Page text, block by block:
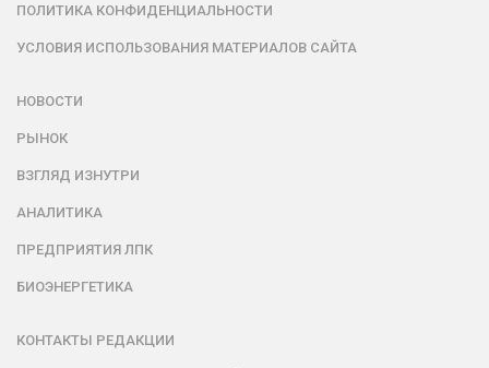
ПОЛИТИКА КОНФИДЕНЦИАЛЬНОСТИ
УСЛОВИЯ ИСПОЛЬЗОВАНИЯ МАТЕРИАЛОВ САЙТА
НОВОСТИ
РЫНОК
ВЗГЛЯД ИЗНУТРИ
АНАЛИТИКА
ПРЕДПРИЯТИЯ ЛПК
БИОЭНЕРГЕТИКА
КОНТАКТЫ РЕДАКЦИИ